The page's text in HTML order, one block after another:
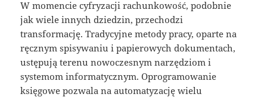
W momencie cyfryzacji rachunkowość, podobnie
jak wiele innych dziedzin, przechodzi
transformację. Tradycyjne metody pracy, oparte na
ręcznym spisywaniu i papierowych dokumentach,
ustępują terenu nowoczesnym narzędziom i
systemom informatycznym. Oprogramowanie
księgowe pozwala na automatyzację wielu